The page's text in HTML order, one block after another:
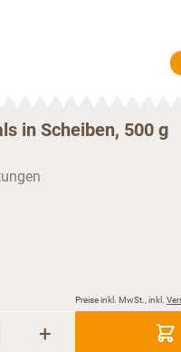
in Scheiben, 500 g
Preise inkl. MwSt., inkl.
+